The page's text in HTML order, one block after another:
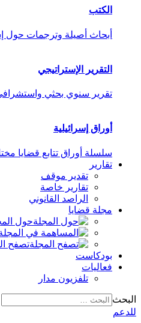
الكتب
أبحاث أصيلة وترجمات حول
التقرير الإستراتيجي
تقرير سنوي بحثي
أوراق إسرائيلية
سلسلة أوراق تتابع قضايا
تقارير
تقدير موقف
تقارير خاصة
الراصد القانوني
مجلة قضايا
حول
تصفح
بودكاست
فعاليات
تلفزيون مدار
البحث
للدعم